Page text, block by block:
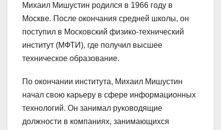
Михаил Мишустин родился в 1966 году в
Москве. После окончания средней школы, он
поступил в Московский физико-технический
институт (МФТИ), где получил высшее
техническое образование.
По окончании института, Михаил Мишустин
начал свою карьеру в сфере информационных
технологий. Он занимал руководящие
должности в компаниях, занимающихся